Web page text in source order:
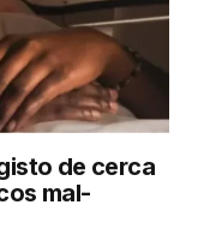
de cerca
mal-